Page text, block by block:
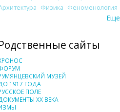
Физика Феноменология
Еще
сайты
МУЗЕЙ
1917 ГОДА
ПОЛЕ
XX ВЕКА